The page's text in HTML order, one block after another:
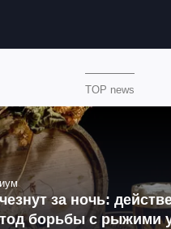
TOP news
за ночь:
борьбы с рыжими